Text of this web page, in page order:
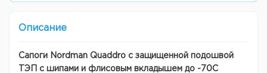
Описание
Сапоги Nordman Quaddro с защищенной подошвой
ТЭП c шипами и флисовым вкладышем до -70С